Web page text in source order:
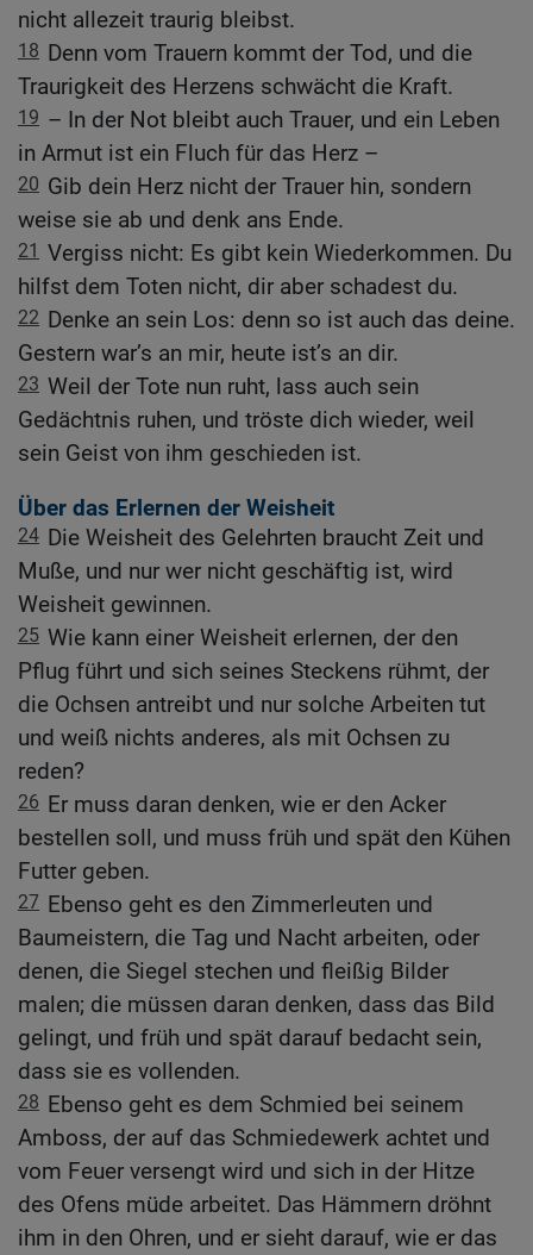
nicht allezeit traurig bleibst.
18 Denn vom Trauern kommt der Tod, und die
Traurigkeit des Herzens schwächt die Kraft.
19 – In der Not bleibt auch Trauer, und ein Leben
in Armut ist ein Fluch für das Herz –
20 Gib dein Herz nicht der Trauer hin, sondern
weise sie ab und denk ans Ende.
21 Vergiss nicht: Es gibt kein Wiederkommen. Du
hilfst dem Toten nicht, dir aber schadest du.
22 Denke an sein Los: denn so ist auch das deine.
Gestern war’s an mir, heute ist’s an dir.
23 Weil der Tote nun ruht, lass auch sein
Gedächtnis ruhen, und tröste dich wieder, weil
sein Geist von ihm geschieden ist.
Über das Erlernen der Weisheit
24 Die Weisheit des Gelehrten braucht Zeit und
Muße, und nur wer nicht geschäftig ist, wird
Weisheit gewinnen.
25 Wie kann einer Weisheit erlernen, der den
Pflug führt und sich seines Steckens rühmt, der
die Ochsen antreibt und nur solche Arbeiten tut
und weiß nichts anderes, als mit Ochsen zu
reden?
26 Er muss daran denken, wie er den Acker
bestellen soll, und muss früh und spät den Kühen
Futter geben.
27 Ebenso geht es den Zimmerleuten und
Baumeistern, die Tag und Nacht arbeiten, oder
denen, die Siegel stechen und fleißig Bilder
malen; die müssen daran denken, dass das Bild
gelingt, und früh und spät darauf bedacht sein,
dass sie es vollenden.
28 Ebenso geht es dem Schmied bei seinem
Amboss, der auf das Schmiedewerk achtet und
vom Feuer versengt wird und sich in der Hitze
des Ofens müde arbeitet. Das Hämmern dröhnt
ihm in den Ohren, und er sieht darauf, wie er das